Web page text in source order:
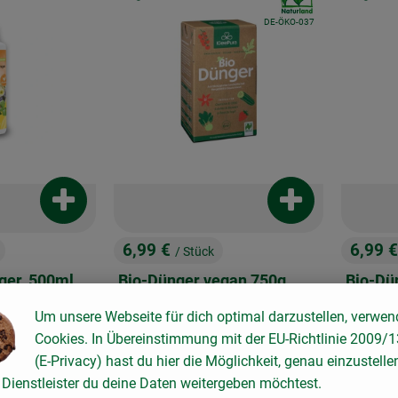
500ml
Produkt zum Warenkorb hinzufügen
, Preis:
6,99 € / Stück
Bio-Dünger vegan 750g
Produkt zum
, Kontrollstelle:
DE-ÖKO-037
, Preis:
6,99 €
Bio-
, Herkunft:
Deutschland
, Kontrollstelle:
hinzufügen
, Verband:
Produkt zu Favouriten hinzufügen
Um unsere Webseite für dich optimal darzustellen,
Cookies. In Übereinstimmung mit der EU-Richtlinie 2009/
(E-Privacy) hast du hier die Möglichkeit, genau
du deine Daten weitergeben möchtest.